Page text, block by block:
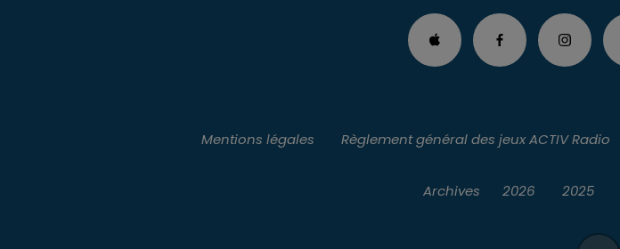
Mentions légales Règlement général des jeux ACTIV Radio
Archives 2026 2025